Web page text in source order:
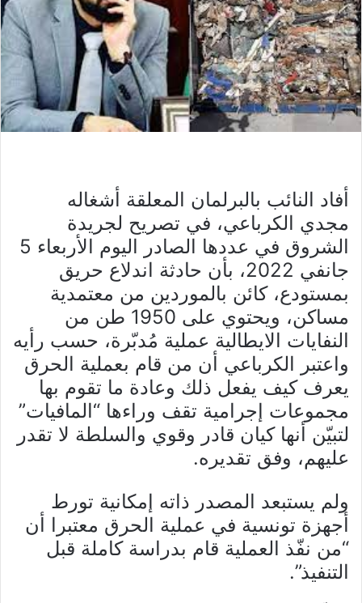
أفاد النائب بالبرلمان المعلقة أشغاله
مجدي الكرباعي، في تصريح لجريدة
الشروق في عددها الصادر اليوم الأربعاء 5
جانفي 2022، بأن حادثة اندلاع حريق
بمستودع، كائن بالموردين من معتمدية
مساكن، ويحتوي على 1950 طن من
النفايات الايطالية عملية مُدبّرة، حسب رأيه
واعتبر الكرباعي أن من قام بعملية الحرق
يعرف كيف يفعل ذلك وعادة ما تقوم بها
مجموعات إجرامية تقف وراءها “المافيات”
لتبيّن أنها كيان قادر وقوي والسلطة لا تقدر
عليهم، وفق تقديره.
ولم يستبعد المصدر ذاته إمكانية تورط
أجهزة تونسية في عملية الحرق معتبرا أن
“من نفّذ العملية قام بدراسة كاملة قبل
التنفيذ”.